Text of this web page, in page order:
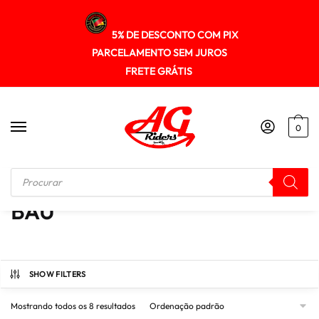
5% DE DESCONTO COM PIX
PARCELAMENTO SEM JUROS
FRETE GRÁTIS
0
Início / BAÚ
BAÚ
SHOW FILTERS
Mostrando todos os 8 resultados